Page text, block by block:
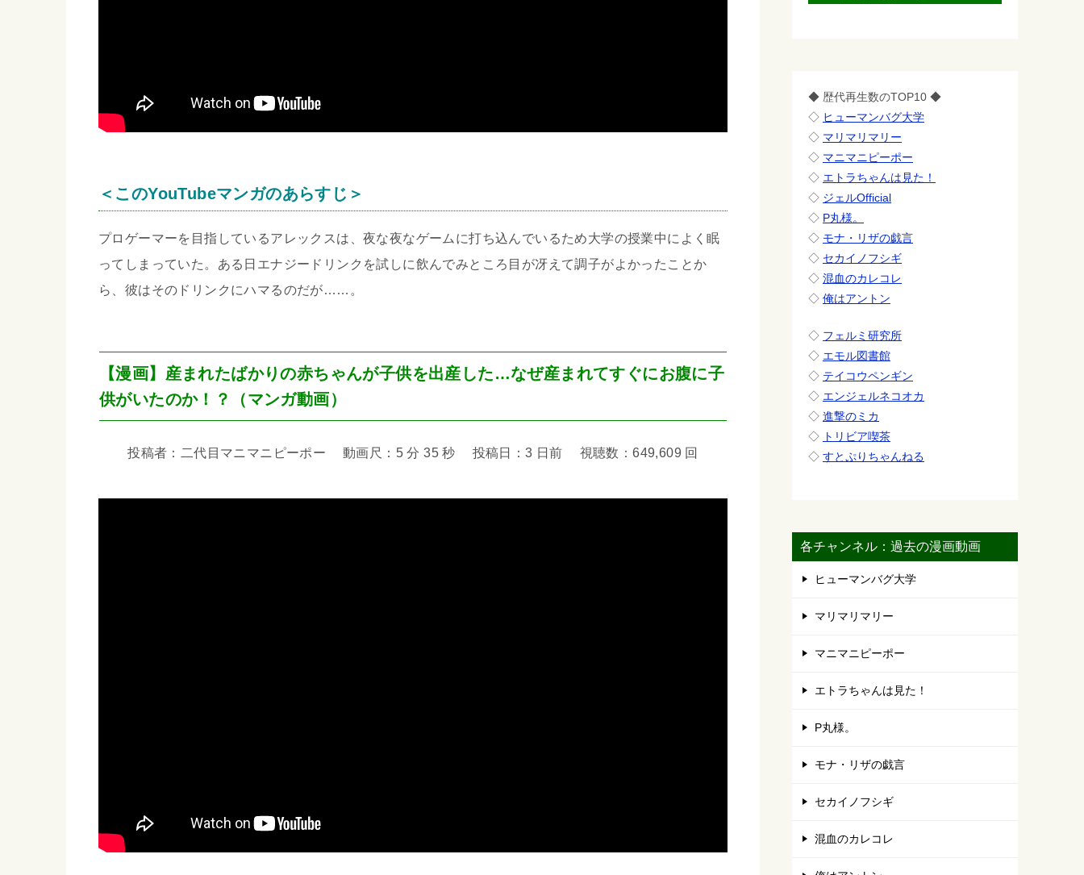
＜このYouTubeマンガのあらすじ＞
プロゲーマーを目指しているアレックスは、夜な夜なゲームに打ち込んでいるため大学の授業中によく眠
ってしまっていた。ある日エナジードリンクを試しに飲んでみところ目が冴えて調子がよかったことか
ら、彼はそのドリンクにハマるのだが……。
【漫画】産まれたばかりの赤ちゃんが子供を出産した…なぜ産まれてすぐにお腹に子
供がいたのか！？（マンガ動画）
投稿者：二代目マニマニピーポー 動画尺：5 分 35 秒 投稿日：3 日前 視聴数：649,609 回
◆ 歴代再生数のTOP10 ◆
◇ ヒューマンバグ大学
◇ マリマリマリー
◇ マニマニピーポー
◇ エトラちゃんは見た！
◇ ジェルOfficial
◇ P丸様。
◇ モナ・リザの戯言
◇ セカイノフシギ
◇ 混血のカレコレ
◇ 俺はアントン
◇ フェルミ研究所
◇ エモル図書館
◇ テイコウペンギン
◇ エンジェルネコオカ
◇ 進撃のミカ
◇ トリビア喫茶
◇ すとぷりちゃんねる
各チャンネル：過去の漫画動画
ヒューマンバグ大学
マリマリマリー
マニマニピーポー
エトラちゃんは見た！
P丸様。
モナ・リザの戯言
セカイノフシギ
混血のカレコレ